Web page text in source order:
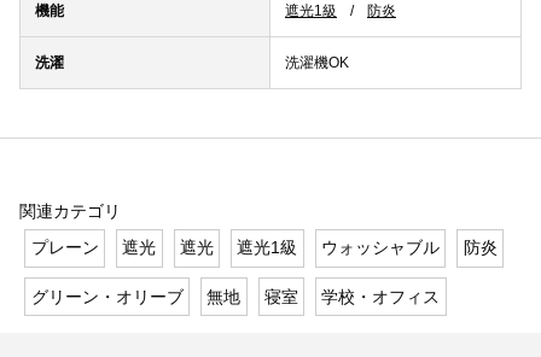
機能 遮光1級 防炎
洗濯 洗濯機OK
関連カテゴリ
プレーン
遮光 遮光 遮光1級 ウォッシャブル 防炎
グリーン・オリーブ 無地 寝室 学校・オフィス